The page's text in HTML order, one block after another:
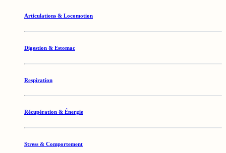
Articulations & Locomotion
Digestion & Estomac
Respiration
Récupération & Énergie
Stress & Comportement